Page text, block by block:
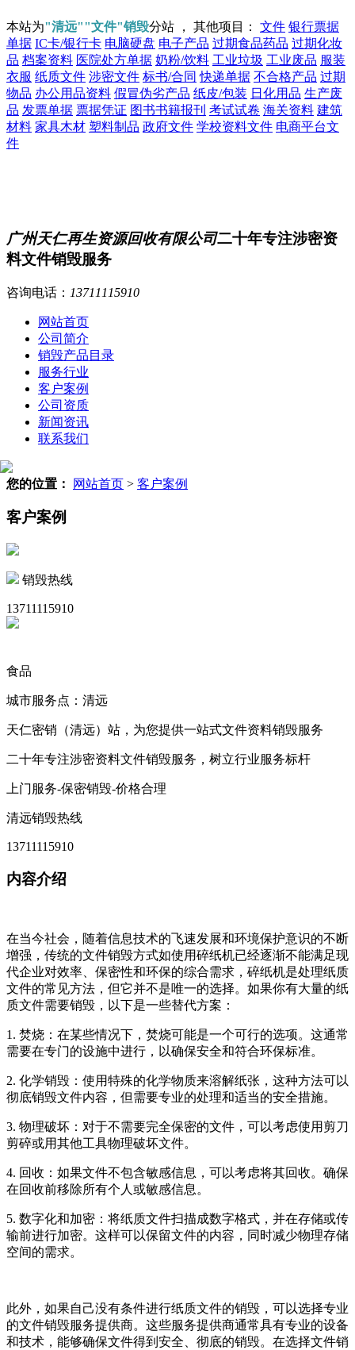
本站为"清远""文件"销毁分站 ， 其他项目： 文件 银行票据
单据 IC卡/银行卡 电脑硬盘 电子产品 过期食品药品 过期化妆
品 档案资料 医院处方单据 奶粉/饮料 工业垃圾 工业废品 服装
衣服 纸质文件 涉密文件 标书/合同 快递单据 不合格产品 过期
物品 办公用品资料 假冒伪劣产品 纸皮/包装 日化用品 生产废
品 发票单据 票据凭证 图书书籍报刊 考试试卷 海关资料 建筑
材料 家具木材 塑料制品 政府文件 学校资料文件 电商平台文
件
广州天仁再生资源回收有限公司二十年专注涉密资
料文件销毁服务
咨询电话： 13711115910
网站首页
公司简介
销毁产品目录
服务行业
客户案例
公司资质
新闻资讯
联系我们
您的位置： 网站首页 > 客户案例
客户案例
销毁热线
13711115910
食品
城市服务点：清远
天仁密销（清远）站，为您提供一站式文件资料销毁服务
二十年专注涉密资料文件销毁服务，树立行业服务标杆
上门服务-保密销毁-价格合理
清远销毁热线
13711115910
内容介绍
在当今社会，随着信息技术的飞速发展和环境保护意识的不断
增强，传统的文件销毁方式如使用碎纸机已经逐渐不能满足现
代企业对效率、保密性和环保的综合需求，碎纸机是处理纸质
文件的常见方法，但它并不是唯一的选择。如果你有大量的纸
质文件需要销毁，以下是一些替代方案：
1. 焚烧：在某些情况下，焚烧可能是一个可行的选项。这通常
需要在专门的设施中进行，以确保安全和符合环保标准。
2. 化学销毁：使用特殊的化学物质来溶解纸张，这种方法可以
彻底销毁文件内容，但需要专业的处理和适当的安全措施。
3. 物理破坏：对于不需要完全保密的文件，可以考虑使用剪刀
剪碎或用其他工具物理破坏文件。
4. 回收：如果文件不包含敏感信息，可以考虑将其回收。确保
在回收前移除所有个人或敏感信息。
5. 数字化和加密：将纸质文件扫描成数字格式，并在存储或传
输前进行加密。这样可以保留文件的内容，同时减少物理存储
空间的需求。
此外，如果自己没有条件进行纸质文件的销毁，可以选择专业
的文件销毁服务提供商。这些服务提供商通常具有专业的设备
和技术，能够确保文件得到安全、彻底的销毁。在选择文件销